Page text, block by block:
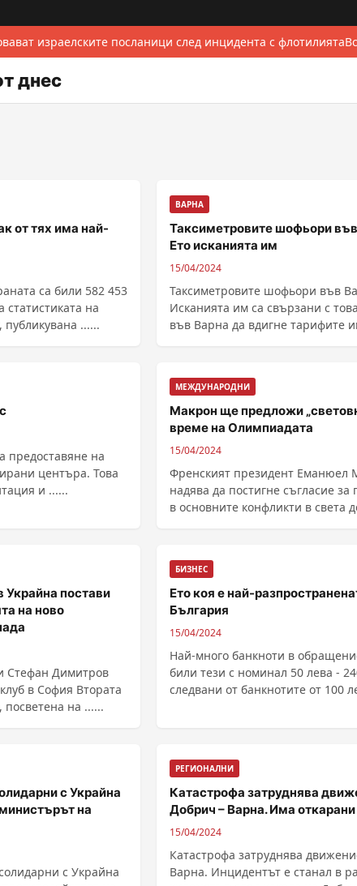
израелските посланици след инцидента с флотилията
днес
от тях има най-
са били 582 453
статистиката на
......
ВАРНА
Таксиметровите шофьори
Ето исканията им
15/04/2024
Таксиметровите шофьори във
Исканията им са свързани с
във Варна да вдигне тарифите
предоставяне на
центъра. Това
и ......
МЕЖДУНАРОДНИ
Макрон ще предложи
време на Олимпиадата
15/04/2024
Френският президент Еманюел
надява да постигне съгласие
в основните конфликти в света
постави
на ново
Стефан Димитров
в София Втората
на ......
БИЗНЕС
Ето коя е най-
България
15/04/2024
Най-много банкноти в
били тези с номинал 50 лева -
следвани от банкнотите от 100
с Украйна
на
с Украйна
РЕГИОНАЛНИ
Катастрофа затруднява
Добрич – Варна. Има
15/04/2024
Катастрофа затруднява
Варна. Инцидентът е станал в